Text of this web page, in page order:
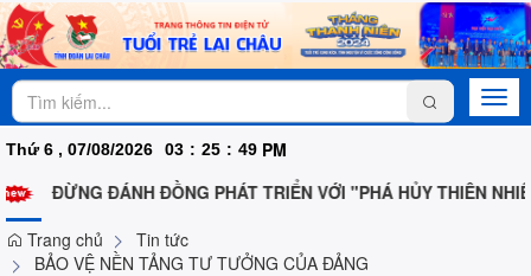
Thứ 6 , 07/08/2026 03 : 25 : 50 PM
ĐỪNG ĐÁNH ĐỒNG PHÁT TRIỂN VỚI "PHÁ HỦY THIÊN
Trang chủ
Tin tức
BẢO VỆ NỀN TẢNG TƯ TƯỞNG CỦA ĐẢNG